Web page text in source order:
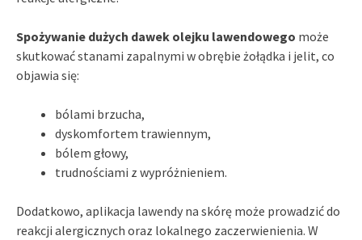
Spożywanie dużych dawek olejku lawendowego może
skutkować stanami zapalnymi w obrębie żołądka i jelit, co
objawia się:
bólami brzucha,
dyskomfortem trawiennym,
bólem głowy,
trudnościami z wypróżnieniem.
Dodatkowo, aplikacja lawendy na skórę może prowadzić do
reakcji alergicznych oraz lokalnego zaczerwienienia. W